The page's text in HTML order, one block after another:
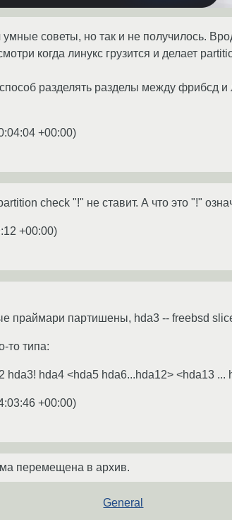
умные советы, но так и не получилось.
когда линукс грузится и делает
разделять разделы между фрибсд и
+00:00)
check "!" не ставит. А что это "!"
+00:00)
праймари партишены, hda3 -- freebsd
то типа:
hda3! hda4 <hda5 hda6...hda12> <hda13 ...
+00:00)
перемещена в архив.
General